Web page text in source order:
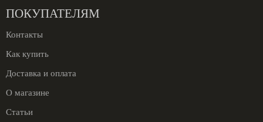
ПОКУПАТЕЛЯМ
Контакты
Как купить
Доставка и оплата
О магазине
Статьи